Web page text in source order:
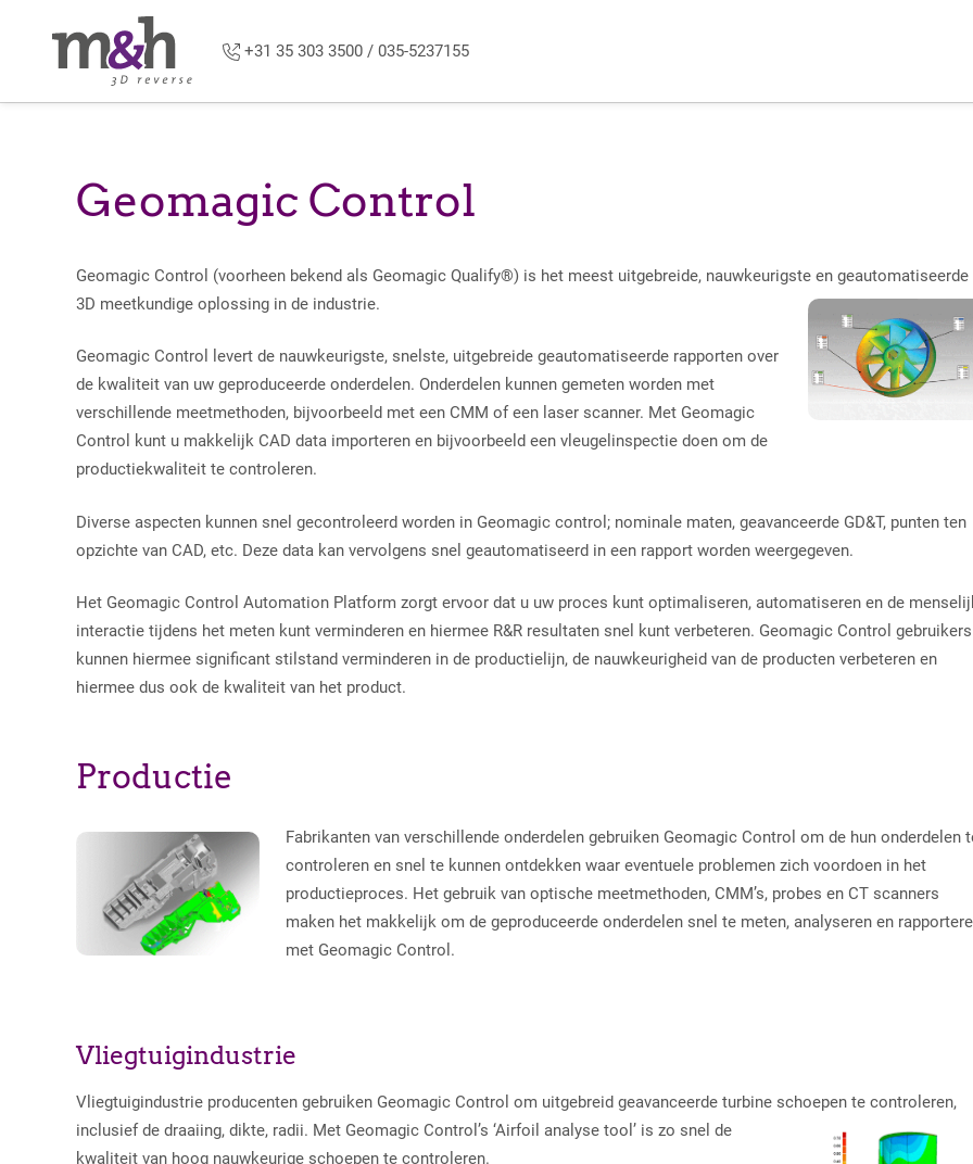
Overslaan en naar de inhoud gaan
+31 35 303 3500 / 035-5237155
Geomagic Control
Geomagic Control (voorheen bekend als Geomagic Qualify®) is het meest uitgebreide, nauwkeurigste en geautomatiseerde
3D meetkundige oplossing in de industrie.
Geomagic Control levert de nauwkeurigste, snelste, uitgebreide geautomatiseerde rapporten over
de kwaliteit van uw geproduceerde onderdelen. Onderdelen kunnen gemeten worden met
verschillende meetmethoden, bijvoorbeeld met een CMM of een laser scanner. Met Geomagic
Control kunt u makkelijk CAD data importeren en bijvoorbeeld een vleugelinspectie doen om de
productiekwaliteit te controleren.
Diverse aspecten kunnen snel gecontroleerd worden in Geomagic control; nominale maten, geavanceerde GD&T, punten ten
opzichte van CAD, etc. Deze data kan vervolgens snel geautomatiseerd in een rapport worden weergegeven.
Het Geomagic Control Automation Platform zorgt ervoor dat u uw proces kunt optimaliseren, automatiseren en de
interactie tijdens het meten kunt verminderen en hiermee R&R resultaten snel kunt verbeteren. Geomagic Control gebruikers
kunnen hiermee significant stilstand verminderen in de productielijn, de nauwkeurigheid van de producten verbeteren en
hiermee dus ook de kwaliteit van het product.
Productie
Fabrikanten van verschillende onderdelen gebruiken Geomagic Control om de hun onderdelen
controleren en snel te kunnen ontdekken waar eventuele problemen zich voordoen in het
productieproces. Het gebruik van optische meetmethoden, CMM’s, probes en CT scanners
maken het makkelijk om de geproduceerde onderdelen snel te meten, analyseren en
met Geomagic Control.
Vliegtuigindustrie
Vliegtuigindustrie producenten gebruiken Geomagic Control om uitgebreid geavanceerde turbine schoepen te controleren,
inclusief de draaiing, dikte, radii. Met Geomagic Control’s ‘Airfoil analyse tool’ is zo snel de
kwaliteit van hoog nauwkeurige schoepen te controleren.